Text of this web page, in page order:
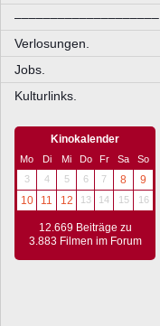
––––––––––––––––––––
Verlosungen.
Jobs.
Kulturlinks.
Kinokalender
Mo Di Mi Do Fr Sa
So
3
4 5 6 7 8
9
10
11 12 13 14 15 16
12.669 Beiträge zu
3.883 Filmen im Forum